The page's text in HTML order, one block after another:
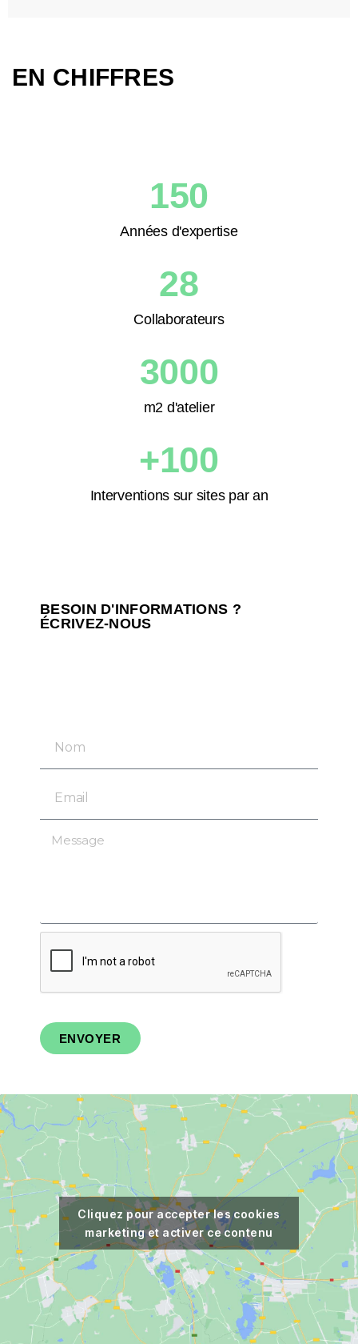
EN CHIFFRES
150
Années d'expertise
28
Collaborateurs
3000
m2 d'atelier
+100
Interventions sur sites par an
BESOIN D'INFORMATIONS ?
ÉCRIVEZ-NOUS
ENVOYER
Cliquez pour accepter les cookies
marketing et activer ce contenu